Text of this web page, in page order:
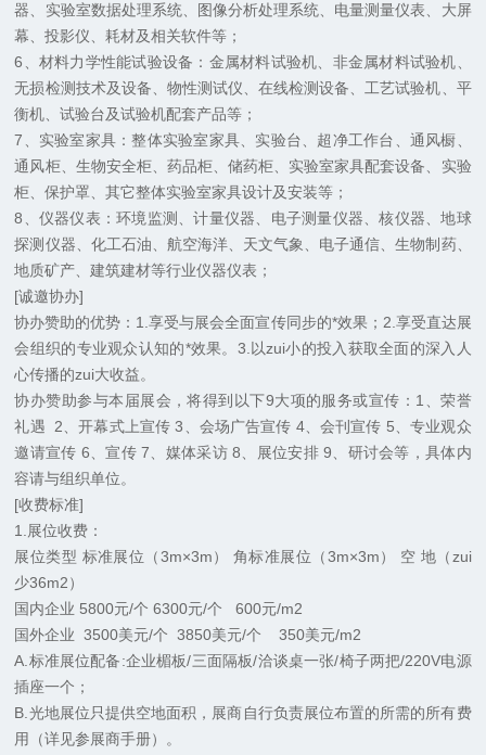
器、实验室数据处理系统、图像分析处理系统、电量测量仪表、大屏
幕、投影仪、耗材及相关软件等；
6、材料力学性能试验设备：金属材料试验机、非金属材料试验机、
无损检测技术及设备、物性测试仪、在线检测设备、工艺试验机、平
衡机、试验台及试验机配套产品等；
7、实验室家具：整体实验室家具、实验台、超净工作台、通风橱、
通风柜、生物安全柜、药品柜、储药柜、实验室家具配套设备、实验
柜、保护罩、其它整体实验室家具设计及安装等；
8、仪器仪表：环境监测、计量仪器、电子测量仪器、核仪器、地球
探测仪器、化工石油、航空海洋、天文气象、电子通信、生物制药、
地质矿产、建筑建材等行业仪器仪表；
[诚邀协办]
协办赞助的优势：1.享受与展会全面宣传同步的*效果；2.享受直达展
会组织的专业观众认知的*效果。3.以zui小的投入获取全面的深入人
心传播的zui大收益。
协办赞助参与本届展会，将得到以下9大项的服务或宣传：1、荣誉
礼遇 2、开幕式上宣传 3、会场广告宣传 4、会刊宣传 5、专业观众
邀请宣传 6、宣传 7、媒体采访 8、展位安排 9、研讨会等，具体内
容请与组织单位。
[收费标准]
1.展位收费：
展位类型 标准展位（3m×3m） 角标准展位（3m×3m） 空 地（zui
少36m2）
国内企业 5800元/个 6300元/个 600元/m2
国外企业 3500美元/个 3850美元/个 350美元/m2
A.标准展位配备:企业楣板/三面隔板/洽谈桌一张/椅子两把/220V电源
插座一个；
B.光地展位只提供空地面积，展商自行负责展位布置的所需的所有费
用（详见参展商手册）。